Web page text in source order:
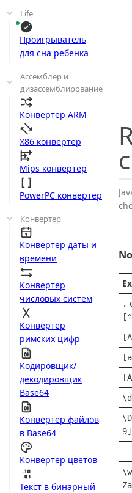
Life
Проигрыватель
для сна ребенка
Ассемблер и
дизассемблирование
Конвертер ARM
X86 конвертер
Mips конвертер
PowerPC конвертер
Конвертер
Конвертер даты и
времени
Конвертер
числовых систем
Конвертер
римских цифр
Кодировщик/
декодировщик
Base64
Конвертер файлов
в Base64
Конвертер цветов
Текст в бинарный
.
\d
\D
9]
\w